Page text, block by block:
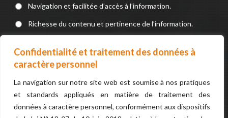
Confidentialité et traitement des données à
caractère personnel
La navigation sur notre site web est soumise à nos pratiques
et standards appliqués en matière de traitement des
données à caractère personnel, conformément aux dispositifs
Navigation et facilitée d’accès à l’information.
Richesse du contenu et pertinence de l’information.
paiement).
VOTER